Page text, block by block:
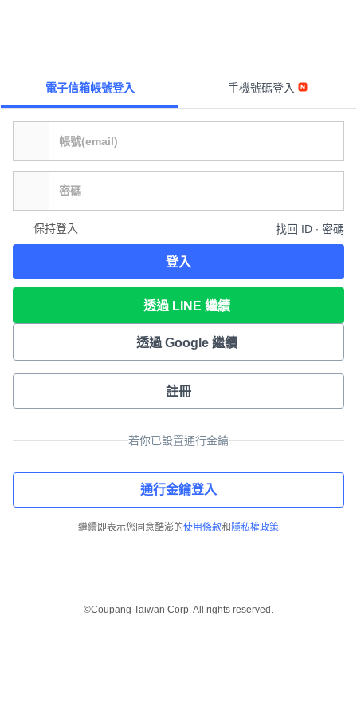
電子信箱帳號登入 手機號碼登入
保持登入 找回 ID ∙ 密碼
登入
透過 LINE 繼續
透過 Google 繼續
註冊
若你已設置通行金鑰
通行金鑰登入
繼續即表示您同意酷澎的使用條款和 隱私權政策
©Coupang Taiwan Corp. All rights reserved.